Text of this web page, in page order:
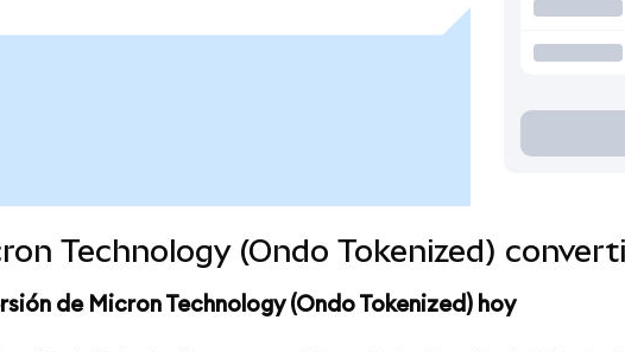
Technology (Ondo Tokenized)
de Micron Technology (Ondo Tokenized) hoy